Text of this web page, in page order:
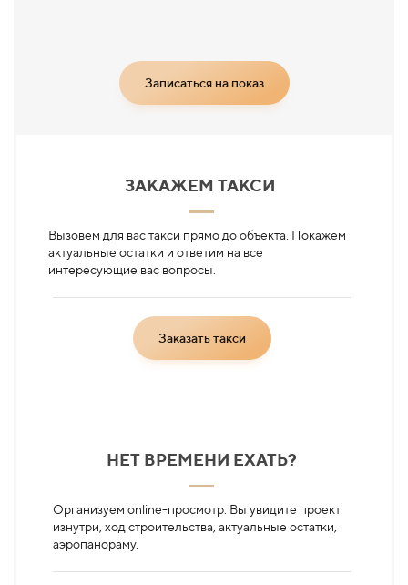
Записаться на показ
ЗАКАЖЕМ ТАКСИ
Вызовем для вас такси прямо до объекта. Покажем
актуальные остатки и ответим на все
интересующие вас вопросы.
Заказать такси
НЕТ ВРЕМЕНИ ЕХАТЬ?
Организуем online-просмотр. Вы увидите проект
изнутри, ход строительства, актуальные остатки,
аэропанораму.